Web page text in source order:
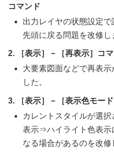
コマンド
出力レイヤの状態設定
先頭に戻る問題を改修し
2. ［表示］－［再表示］コ
大要素図面などで再表
した。
3. ［表示］－［表示色モー
カレントスタイルが選
表示⇒ハイライト色表示
なる場合があるのを改修